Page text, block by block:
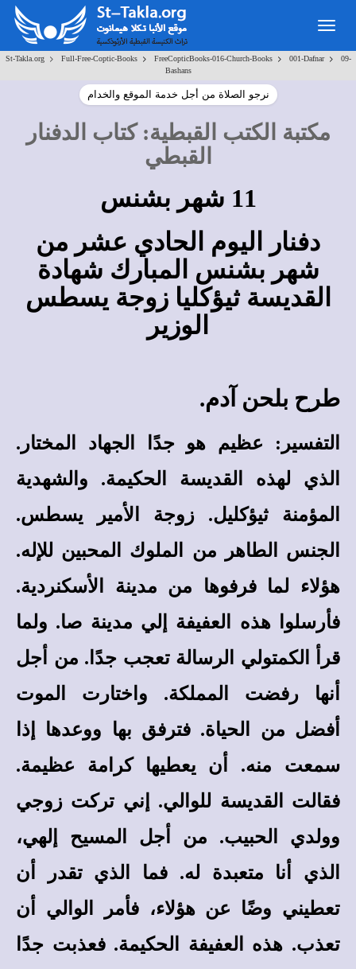
Toggle
navigation
St-Takla.org> Full-Free-Coptic-Books> FreeCopticBooks-016-Church-Books> 001-Dafnar>
09-
Bashans
نرجو الصلاة من أجل خدمة الموقع والخدام
مكتبة الكتب القبطية:كتاب الدفنار
القبطي
11 شهر بشنس
دفنار اليوم الحادي عشر من
شهر بشنس المبارك شهادة
القديسة ثيؤكليا زوجة يسطس
الوزير
طرح بلحن آدم.
التفسير: عظيم هو جدًا الجهاد المختار.
الذي لهذه القديسة الحكيمة. والشهدية
المؤمنة ثيؤكليل. زوجة الأمير يسطس.
الجنس الطاهر من الملوك المحبين للإله.
هؤلاء لما فرفوها من مدينة الأسكنردية.
فأرسلوا هذه العفيفة إلي مدينة صا. ولما
قرأ الكمتولي الرسالة تعجب جدًا. من أجل
أنها رفضت المملكة. واختارت الموت
أفضل من الحياة. فترفق بها ووعدها إذا
سمعت منه. أن يعطيها كرامة عظيمة.
فقالت القديسة للوالي. إني تركت زوجي
وولدي الحبيب. من أجل المسيح إلهي،
الذي أنا متعبدة له. فما الذي تقدر أن
تعطيني وضًا عن هؤلاء، فأمر الوالي أن
تعذب. هذه العفيفة الحكيمة. فعذبت جدًا